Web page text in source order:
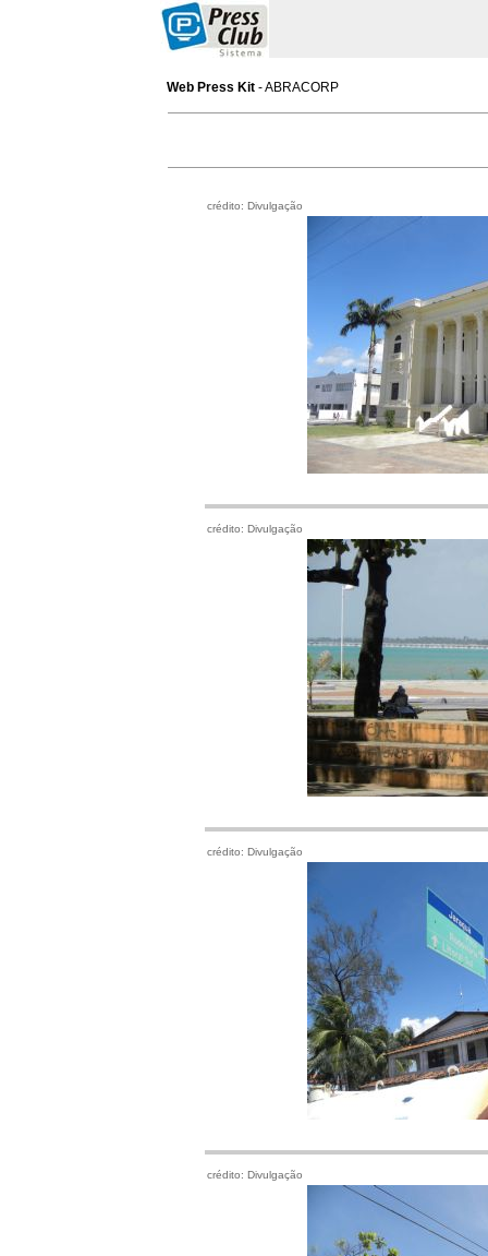
Web Press Kit - ABRACORP
crédito: Divulgação
crédito: Divulgação
crédito: Divulgação
crédito: Divulgação